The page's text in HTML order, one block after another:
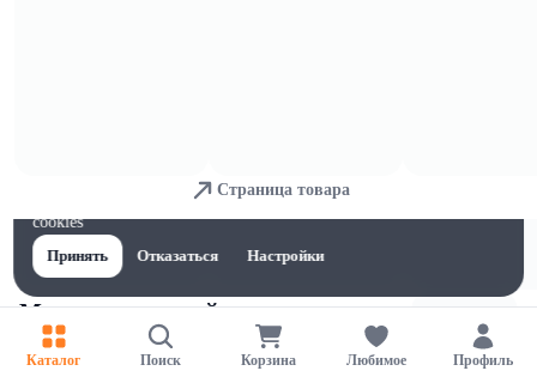
Молочные коктейли
Каталог Поиск Корзина Любимое Профиль
Для обеспечения удобства пользователей сайта используются
cookies
Принять
Отказаться Настройки
Страница товара